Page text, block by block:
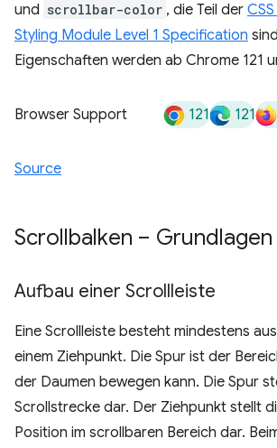
und scrollbar-color , die Teil der
Styling Module Level 1 Specification
Eigenschaften werden ab Chrome 121
Browser Support 121 121
Source
Scrollbalken – Grundlagen
Aufbau einer Scrollleiste
Eine Scrollleiste besteht mindestens
einem Ziehpunkt. Die Spur ist der
der Daumen bewegen kann. Die Spur
Scrollstrecke dar. Der Ziehpunkt stellt
Position im scrollbaren Bereich dar.